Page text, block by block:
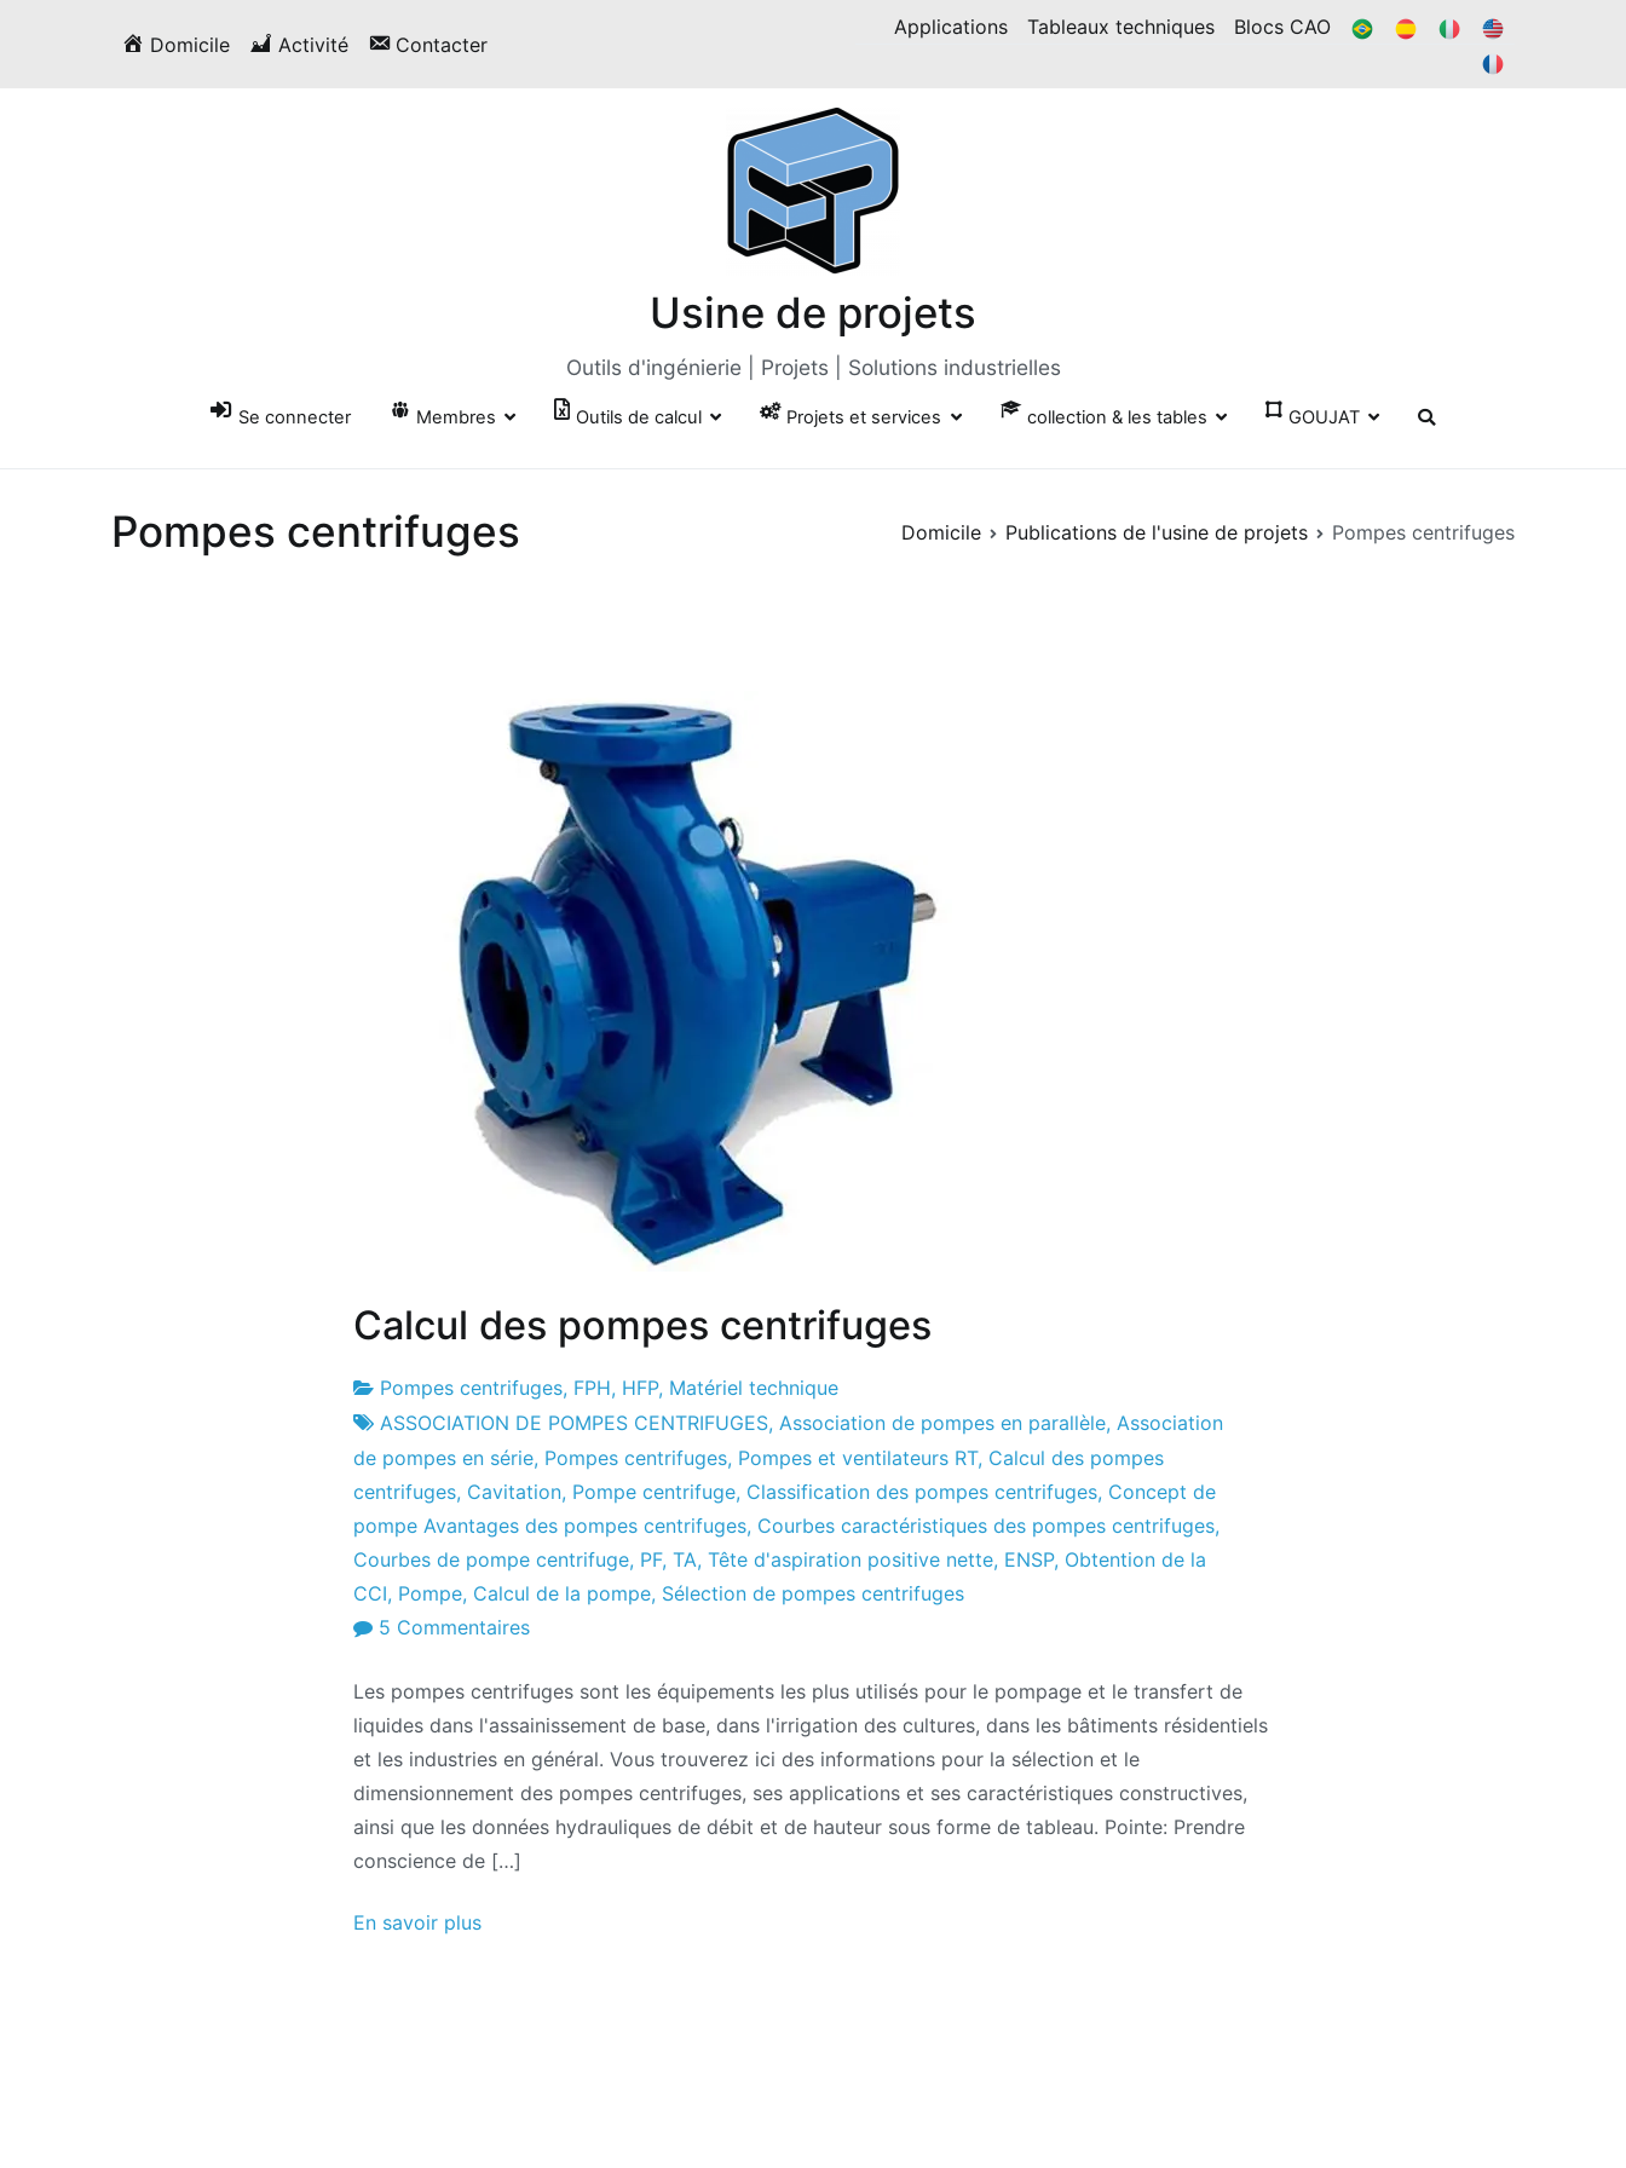
Domicile Activité Contacter
Applications Tableaux techniques Blocs CAO BR ES
Usine de projets
Outils d'ingénierie | Projets | Solutions industrielles
Se connecter Membres Outils de calcul Projets et services collection & les tables GOUJAT
Pompes centrifuges Domicile Publications de l'usine de projets Pompes centrifuges
Calcul des pompes centrifuges
Usine
de
projets
12
le
mois
d'avril
le
2011
Pompes centrifuges, FPH, HFP, Matériel technique
ASSOCIATION DE POMPES CENTRIFUGES, Association de pompes en parallèle, Association
de pompes en série, Pompes centrifuges, Pompes et ventilateurs RT, Calcul des pompes
centrifuges, Cavitation, Pompe centrifuge, Classification des pompes centrifuges, Concept de
pompe Avantages des pompes centrifuges, Courbes caractéristiques des pompes centrifuges,
Courbes de pompe centrifuge, PF, TA, Tête d'aspiration positive nette, ENSP, Obtention de la
CCI, Pompe, Calcul de la pompe, Sélection de pompes centrifuges
5 Commentairessur
des
pompes
centrifuges
Les pompes centrifuges sont les équipements les plus utilisés pour le pompage et le transfert de
liquides dans l'assainissement de base, dans l'irrigation des cultures, dans les bâtiments résidentiels
et les industries en général. Vous trouverez ici des informations pour la sélection et le
dimensionnement des pompes centrifuges, ses applications et ses caractéristiques constructives,
ainsi que les données hydrauliques de débit et de hauteur sous forme de tableau. Pointe: Prendre
conscience de […]
En savoir plus